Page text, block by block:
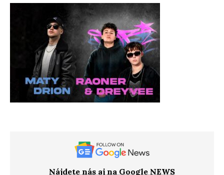
Nájdete nás aj na Google NEWS